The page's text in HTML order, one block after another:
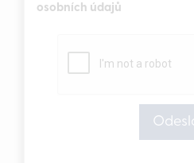
osobních údajů